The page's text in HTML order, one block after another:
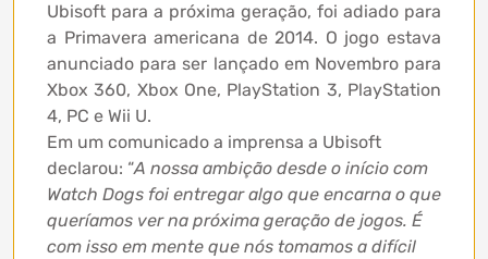
Ubisoft para a próxima geração, foi adiado para
a Primavera americana de 2014. O jogo estava
anunciado para ser lançado em Novembro para
Xbox 360, Xbox One, PlayStation 3, PlayStation
4, PC e Wii U.
Em um comunicado a imprensa a Ubisoft
declarou: “A nossa ambição desde o início com
Watch Dogs foi entregar algo que encarna o que
queríamos ver na próxima geração de jogos. É
com isso em mente que nós tomamos a difícil